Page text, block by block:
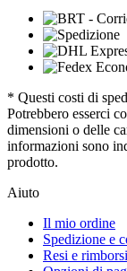
* Questi costi di
Potrebbero esserci
dimensioni o delle
informazioni sono
prodotto.
Aiuto
Il mio ordine
Spedizione e
Resi e rimborsi